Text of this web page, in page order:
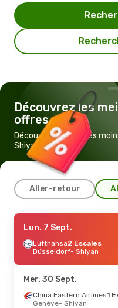
Découvrez les
offres
Découvrez les vols les
Shiyan
Aller-retour
Lun. 7 Sept.
Qatar Airways2 Escales
Düsseldorf- Shiyan
Shiyan- Düsseldorf
Lun. 7 Sept.
Lufthansa2 Escales
Düsseldorf- Shiyan
Mer. 30 Sept.
China Eastern Airlines1
Genève- Shiyan